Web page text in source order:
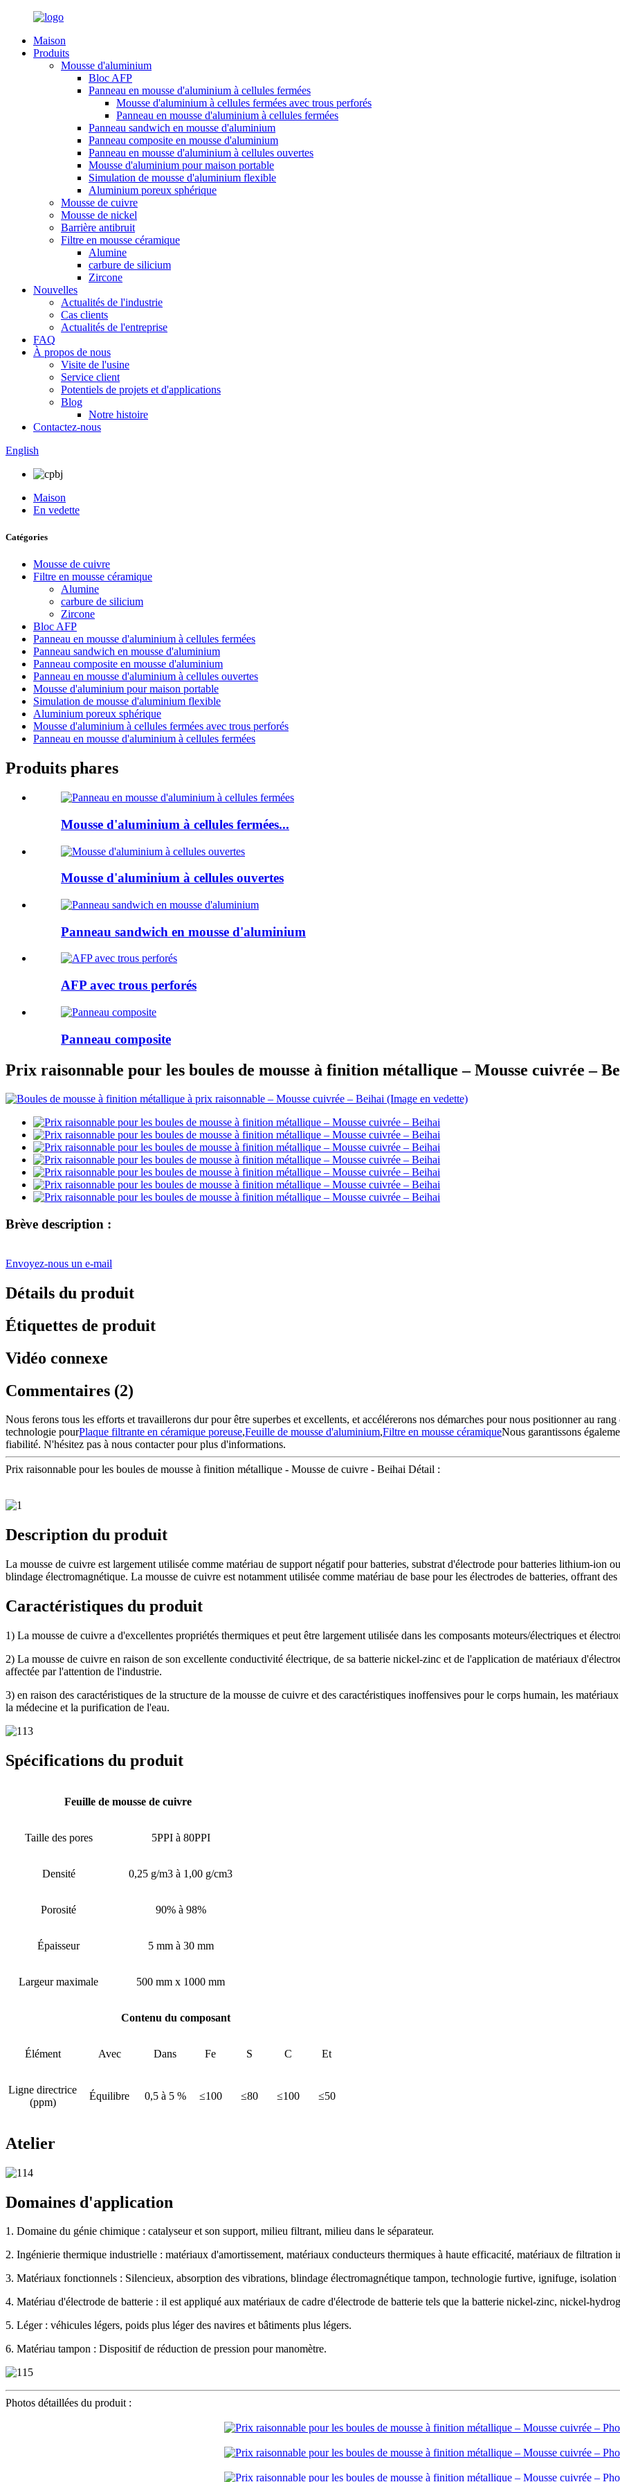
Maison
Produits
Mousse d'aluminium
Bloc AFP
Panneau en mousse d'aluminium à cellules fermées
Mousse d'aluminium à cellules fermées avec trous perforés
Panneau en mousse d'aluminium à cellules fermées
Panneau sandwich en mousse d'aluminium
Panneau composite en mousse d'aluminium
Panneau en mousse d'aluminium à cellules ouvertes
Mousse d'aluminium pour maison portable
Simulation de mousse d'aluminium flexible
Aluminium poreux sphérique
Mousse de cuivre
Mousse de nickel
Barrière antibruit
Filtre en mousse céramique
Alumine
carbure de silicium
Zircone
Nouvelles
Actualités de l'industrie
Cas clients
Actualités de l'entreprise
FAQ
À propos de nous
Visite de l'usine
Service client
Potentiels de projets et d'applications
Blog
Notre histoire
Contactez-nous
English
Maison
En vedette
Catégories
Mousse de cuivre
Filtre en mousse céramique
Alumine
carbure de silicium
Zircone
Bloc AFP
Panneau en mousse d'aluminium à cellules fermées
Panneau sandwich en mousse d'aluminium
Panneau composite en mousse d'aluminium
Panneau en mousse d'aluminium à cellules ouvertes
Mousse d'aluminium pour maison portable
Simulation de mousse d'aluminium flexible
Aluminium poreux sphérique
Mousse d'aluminium à cellules fermées avec trous perforés
Panneau en mousse d'aluminium à cellules fermées
Produits phares
Mousse d'aluminium à cellules fermées...
Mousse d'aluminium à cellules ouvertes
Panneau sandwich en mousse d'aluminium
AFP avec trous perforés
Panneau composite
Prix ​​raisonnable pour les boules de mousse à finition métallique – Mousse cuivrée –
Brève description :
Envoyez-nous un e-mail
Détails du produit
Étiquettes de produit
Vidéo connexe
Commentaires (2)
Nous ferons tous les efforts et travaillerons dur pour être superbes et excellents, et accélérerons nos démarches pour nous positionner au
technologie pourPlaque filtrante en céramique poreuse,Feuille de mousse d'aluminium,Filtre en mousse céramiqueNous garantissons
fiabilité. N'hésitez pas à nous contacter pour plus d'informations.
Prix ​​raisonnable pour les boules de mousse à finition métallique - Mousse de cuivre - Beihai Détail :
Description du produit
La mousse de cuivre est largement utilisée comme matériau de support négatif pour batteries, substrat d'électrode pour batteries lithium-ion
blindage électromagnétique. La mousse de cuivre est notamment utilisée comme matériau de base pour les électrodes de batteries, offrant des
Caractéristiques du produit
1) La mousse de cuivre a d'excellentes propriétés thermiques et peut être largement utilisée dans les composants moteurs/électriques et
2) La mousse de cuivre en raison de son excellente conductivité électrique, de sa batterie nickel-zinc et de l'application de matériaux
affectée par l'attention de l'industrie.
3) en raison des caractéristiques de la structure de la mousse de cuivre et des caractéristiques inoffensives pour le corps humain, les
la médecine et la purification de l'eau.
Spécifications du produit
Feuille de mousse de cuivre
Taille des pores 5PPI à 80PPI
Densité 0,25 g/m3 à 1,00 g/cm3
Porosité 90% à 98%
Épaisseur 5 mm à 30 mm
Largeur maximale 500 mm x 1000 mm
Contenu du composant
Élément Avec Dans Fe S C Et
Ligne directrice
(ppm)
Équilibre 0,5 à 5 % ≤100 ≤80 ≤100 ≤50
Atelier
Domaines d'application
1. Domaine du génie chimique : catalyseur et son support, milieu filtrant, milieu dans le séparateur.
2. Ingénierie thermique industrielle : matériaux d'amortissement, matériaux conducteurs thermiques à haute efficacité, matériaux de filtration
3. Matériaux fonctionnels : Silencieux, absorption des vibrations, blindage électromagnétique tampon, technologie furtive, ignifuge, isolation
4. Matériau d'électrode de batterie : il est appliqué aux matériaux de cadre d'électrode de batterie tels que la batterie nickel-zinc, nickel-
5. Léger : véhicules légers, poids plus léger des navires et bâtiments plus légers.
6. Matériau tampon : Dispositif de réduction de pression pour manomètre.
Photos détaillées du produit :